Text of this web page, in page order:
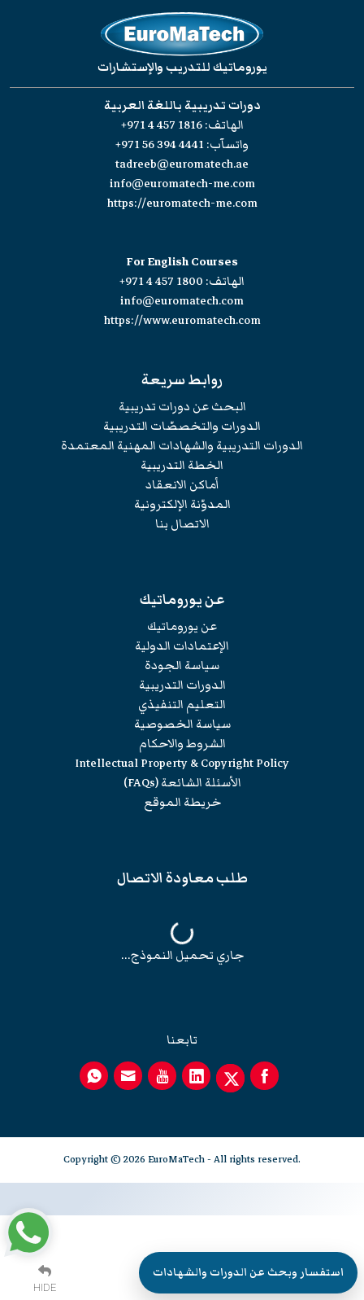
يوروماتيك للتدريب والإستشارات
دورات تدريبية باللغة العربية
الهاتف:+971 4 457 1816
واتسآب:+971 56 394 4441
tadreeb@euromatech.ae
info@euromatech-me.com
https://euromatech-me.com
For English Courses
الهاتف: +971 4 457 1800
info@euromatech.com
https://www.euromatech.com
روابط سريعة
البحث عن دورات تدريبية
الدورات والتخصصّات التدريبية
الدورات التدريبية والشهادات المهنية المعتمدة
الخطة التدريبية
أماكن الانعقاد
المدوّنة الإلكترونية
الاتصال بنا
عن يوروماتيك
عن يوروماتيك
الإعتمادات الدولية
سياسة الجودة
الدورات التدريبية
التعليم التنفيذي
سياسة الخصوصية
الشروط والاحكام
Intellectual Property & Copyright Policy
الأسئلة الشائعة (FAQs)
خريطة الموقع
طلب معاودة الاتصال
جاري تحميل النموذج...
تابعنا
Copyright © 2026 EuroMaTech - All rights reserved.
HIDE
استفسار وبحث عن الدورات والشهادات